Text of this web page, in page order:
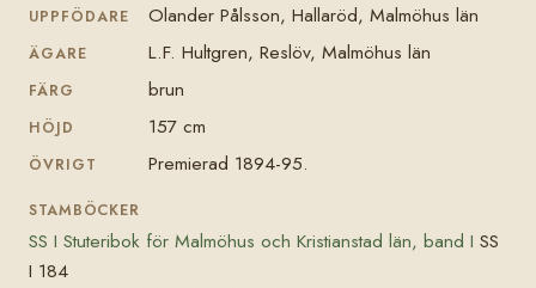
UPPFÖDARE Olander Pålsson, Hallaröd, Malmöhus län
ÄGARE L.F. Hultgren, Reslöv, Malmöhus län
FÄRG brun
HÖJD 157 cm
ÖVRIGT Premierad 1894-95.
STAMBÖCKER
SS I Stuteribok för Malmöhus och Kristianstad län, band I SS
I 184